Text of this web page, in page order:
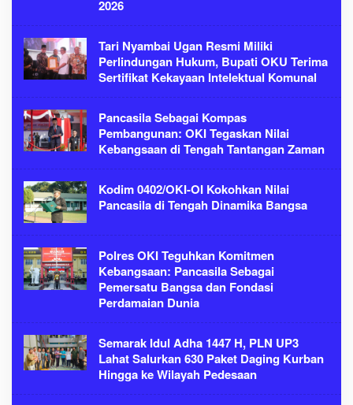
2026
Tari Nyambai Ugan Resmi Miliki
Perlindungan Hukum, Bupati OKU Terima
Sertifikat Kekayaan Intelektual Komunal
Pancasila Sebagai Kompas
Pembangunan: OKI Tegaskan Nilai
Kebangsaan di Tengah Tantangan Zaman
Kodim 0402/OKI-OI Kokohkan Nilai
Pancasila di Tengah Dinamika Bangsa
Polres OKI Teguhkan Komitmen
Kebangsaan: Pancasila Sebagai
Pemersatu Bangsa dan Fondasi
Perdamaian Dunia
Semarak Idul Adha 1447 H, PLN UP3
Lahat Salurkan 630 Paket Daging Kurban
Hingga ke Wilayah Pedesaan